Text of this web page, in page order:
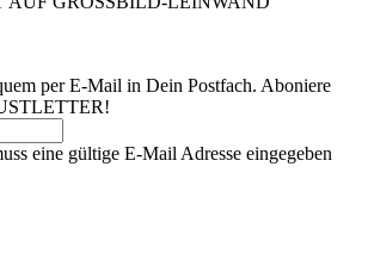
per E-Mail in Dein Postfach. Aboniere
eine gültige E-Mail Adresse eingegeben